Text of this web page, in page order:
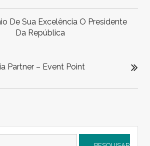
De Sua Excelência O Presidente
Da República
Partner – Event Point